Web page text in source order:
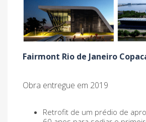
Fairmont Rio de Janeiro
Obra entregue em 2019
Retrofit de um prédio de